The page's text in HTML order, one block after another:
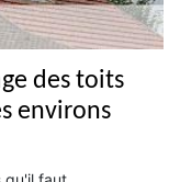
des toits
environs